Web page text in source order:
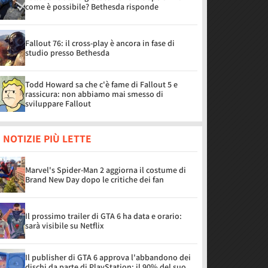
come è possibile? Bethesda risponde
Fallout 76: il cross-play è ancora in fase di
studio presso Bethesda
Todd Howard sa che c'è fame di Fallout 5 e
rassicura: non abbiamo mai smesso di
sviluppare Fallout
NOTIZIE PIÙ LETTE
Marvel's Spider-Man 2 aggiorna il costume di
Brand New Day dopo le critiche dei fan
Il prossimo trailer di GTA 6 ha data e orario:
sarà visibile su Netflix
Il publisher di GTA 6 approva l'abbandono dei